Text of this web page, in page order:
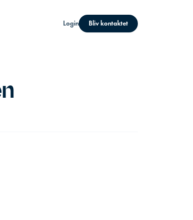
Login Bliv kontaktet